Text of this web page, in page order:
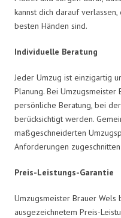
kannst dich darauf
besten Händen sind.
Individuelle Beratung
Jeder Umzug ist einzigartig
Planung. Bei
persönliche Beratung, bei
berücksichtigt werden.
maßgeschneiderten
Anforderungen
Preis-Leistungs-Garantie
Umzugsmeister Brauer
ausgezeichnetem Preis-